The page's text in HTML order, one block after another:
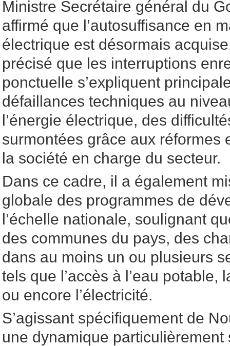
Ministre Secrétaire général du
affirmé que l’autosuffisance en
électrique est désormais
précisé que les interruptions
ponctuelle s’expliquent
défaillances techniques au
l’énergie électrique, des
surmontées grâce aux réformes
la société en charge du secteur.
Dans ce cadre, il a également
globale des programmes de
l’échelle nationale, soulignant
des communes du pays, des
dans au moins un ou plusieurs
tels que l’accès à l’eau potable,
ou encore l’électricité.
S’agissant spécifiquement de
une dynamique